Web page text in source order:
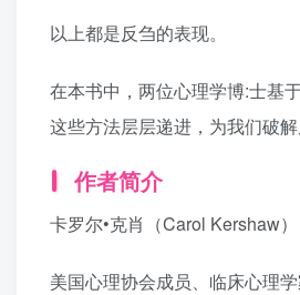
以上都是反刍的表现。
在本书中，两位心理学博:士基
这些方法层层递进，为我们破
作者简介
卡罗尔•克肖（Carol Kershaw）
美国心理协会成员、临床心理